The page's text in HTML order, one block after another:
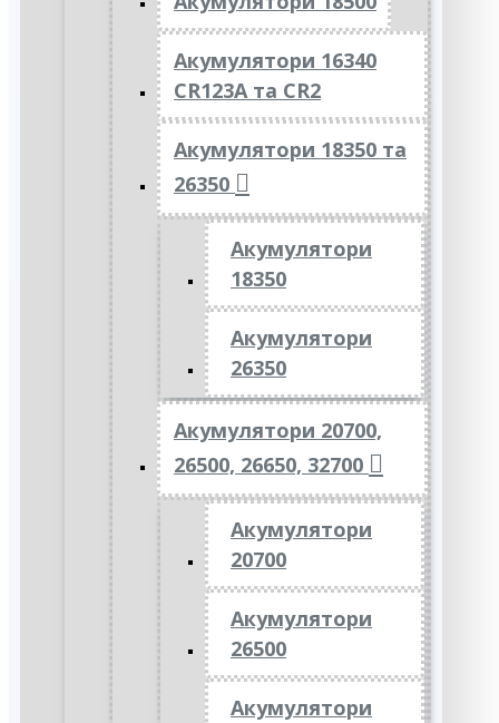
Акумулятори 16340
CR123A та CR2
Акумулятори 18350 та
26350
Акумулятори
18350
Акумулятори
26350
Акумулятори 20700,
26500, 26650, 32700
Акумулятори
20700
Акумулятори
26500
Акумулятори